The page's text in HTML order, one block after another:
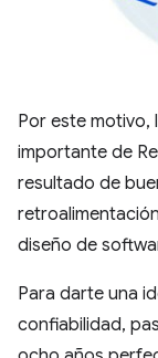
Por este motivo,
importante de
resultado de
diseño de
Para darte una
confiabilidad,